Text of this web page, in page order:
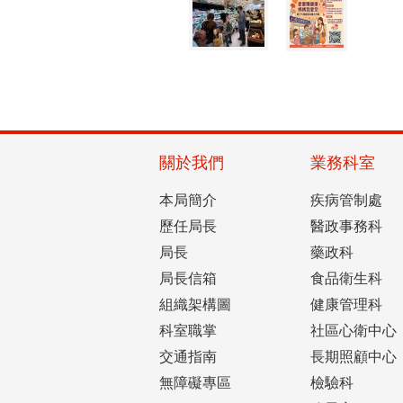
關於我們
本局簡介
歷任局長
局長
局長信箱
組織架構圖
科室職掌
交通指南
無障礙專區
業務科室
疾病管制處
醫政事務科
藥政科
食品衛生科
健康管理科
社區心衛中心
長期照顧中心
檢驗科